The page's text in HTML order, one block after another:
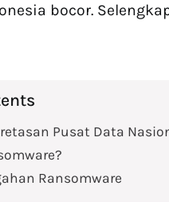
bocor.
Pusat Data
Ransomware